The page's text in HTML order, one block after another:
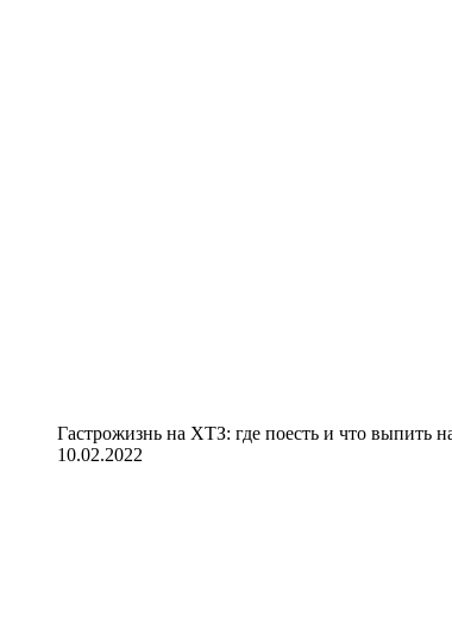
Гастрожизнь на ХТЗ: где поесть и что выпить
10.02.2022